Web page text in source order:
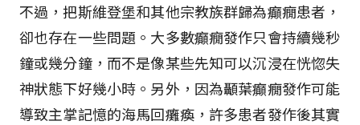
不過，把斯維登堡和其他宗教族群歸為癲癇患者，
卻也存在一些問題。大多數癲癇發作只會持續幾秒
鐘或幾分鐘，而不是像某些先知可以沉浸在恍惚失
神狀態下好幾小時。另外，因為顳葉癲癇發作可能
導致主掌記憶的海馬回癱瘓，許多患者發作後其實